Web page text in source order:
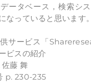
ータベース，検索シ
なっていると思います。
サービス「
ビスの紹介
佐藤 舞
p. 230-235